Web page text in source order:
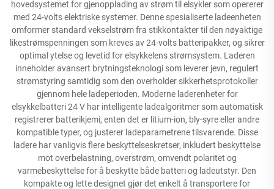
hovedsystemet for gjenopplading av strøm til elsykler som opererer
med 24-volts elektriske systemer. Denne spesialiserte ladeenheten
omformer standard vekselstrøm fra stikkontakter til den nøyaktige
likestrømspenningen som kreves av 24-volts batteripakker, og sikrer
optimal ytelse og levetid for elsykkelens strømsystem. Laderen
inneholder avansert brytningsteknologi som leverer jevn, regulert
strømstyring samtidig som den overholder sikkerhetsprotokoller
gjennom hele ladeperioden. Moderne laderenheter for
elsykkelbatteri 24 V har intelligente ladealgoritmer som automatisk
registrerer batterikjemi, enten det er litium-ion, bly-syre eller andre
kompatible typer, og justerer ladeparametrene tilsvarende. Disse
ladere har vanligvis flere beskyttelseskretser, inkludert beskyttelse
mot overbelastning, overstrøm, omvendt polaritet og
varmebeskyttelse for å beskytte både batteri og ladeutstyr. Den
kompakte og lette designet gjør det enkelt å transportere for